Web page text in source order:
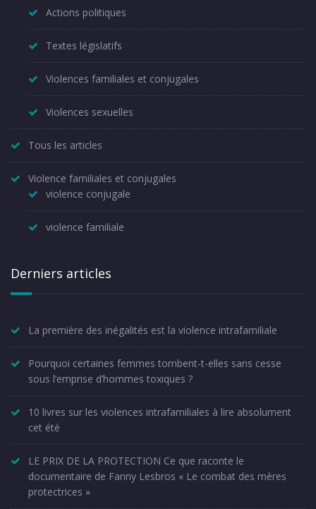
Actions politiques
Textes législatifs
Violences familiales et conjugales
Violences sexuelles
Tous les articles
Violence familiales et conjugales
violence conjugale
violence familiale
Derniers articles
La première des inégalités est la violence intrafamiliale
Pourquoi certaines femmes tombent-t-elles sans cesse
sous l’emprise d’hommes toxiques ?
10 livres sur les violences intrafamiliales à lire absolument
cet été
LE PRIX DE LA PROTECTION Ce que raconte le
documentaire de Fanny Lesbros « Le combat des mères
protectrices »